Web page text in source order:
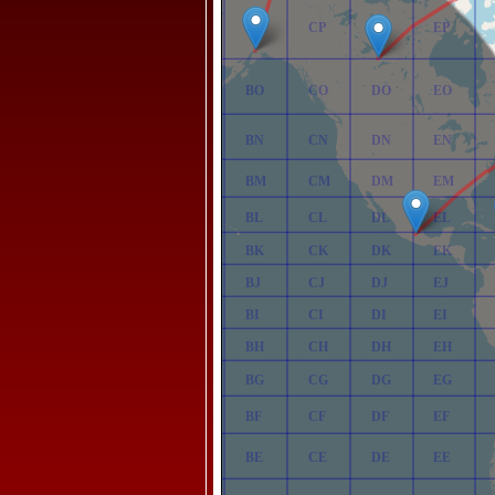
BE
BF
BG
BH
BI
BJ
BK
BL
BM
BN
BO
BP
CE
CF
CG
CH
CI
CJ
CK
CL
CM
CN
CO
CP
DE
DF
DG
DH
DI
DJ
DK
DL
DM
DN
DO
DP
EE
EF
EG
EH
EI
EJ
EK
EL
EM
EN
EO
EP